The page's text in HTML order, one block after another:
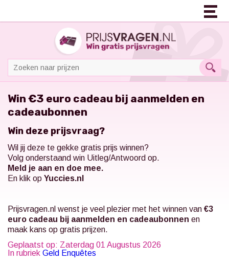
Win €3 euro cadeau bij aanmelden en
cadeaubonnen
Win deze prijsvraag?
Wil jij deze te gekke gratis prijs winnen?
Volg onderstaand win Uitleg/Antwoord op.
Meld je aan en doe mee.
En klik op Yuccies.nl
Prijsvragen.nl wenst je veel plezier met het winnen van €3
euro cadeau bij aanmelden en cadeaubonnen en
maak kans op gratis prijzen.
Geplaatst op: Zaterdag 01 Augustus 2026
In rubriek Geld Enquêtes